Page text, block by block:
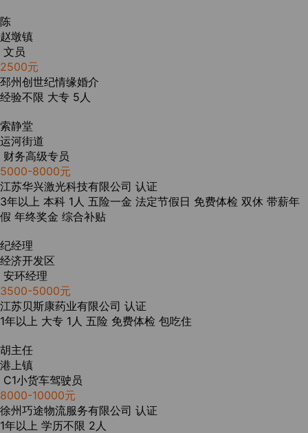
陈
赵墩镇
文员
2500元
邳州创世纪情缘婚介
经验不限 大专 5人
索静堂
运河街道
财务高级专员
5000-8000元
江苏华兴激光科技有限公司 认证
3年以上 本科 1人 五险一金 法定节假日 免费体检 双休 带薪年
假 年终奖金 综合补贴
纪经理
经济开发区
安环经理
3500-5000元
江苏贝斯康药业有限公司 认证
1年以上 大专 1人 五险 免费体检 包吃住
胡主任
港上镇
C1小货车驾驶员
8000-10000元
徐州巧途物流服务有限公司 认证
1年以上 学历不限 2人